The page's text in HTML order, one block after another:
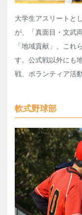
大学生アスリートと
が、「真面目・文武
「地域貢献」、これ
す。公式戦以外にも
戦、ボランティア活
軟式野球部